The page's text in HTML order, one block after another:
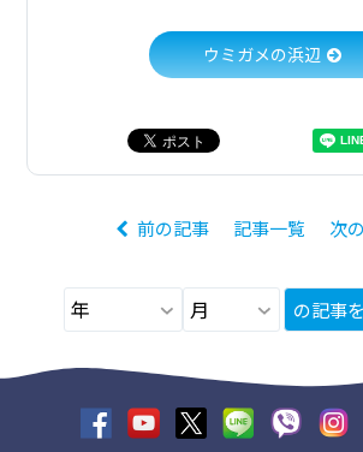
ウミガメの浜辺
前の記事 記事一覧 次
の記事